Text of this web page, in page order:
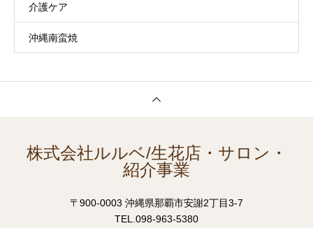
介護ケア
沖縄南蛮焼
株式会社ルルベ/生花店・サロン・
紹介事業
〒900-0003 沖縄県那覇市安謝2丁目3-7
TEL.098-963-5380